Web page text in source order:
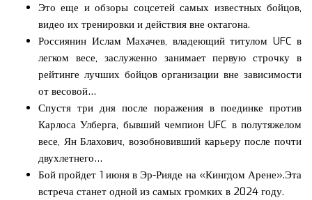
Это еще и обзоры соцсетей самых известных бойцов,
видео их тренировки и действия вне октагона.
Россиянин Ислам Махачев, владеющий титулом UFC в
легком весе, заслуженно занимает первую строчку в
рейтинге лучших бойцов организации вне зависимости
от весовой…
Спустя три дня после поражения в поединке против
Карлоса Улберга, бывший чемпион UFC в полутяжелом
весе, Ян Блахович, возобновивший карьеру после почти
двухлетнего…
Бой пройдет 1 июня в Эр-Рияде на «Кингдом Арене».Эта
встреча станет одной из самых громких в 2024 году.